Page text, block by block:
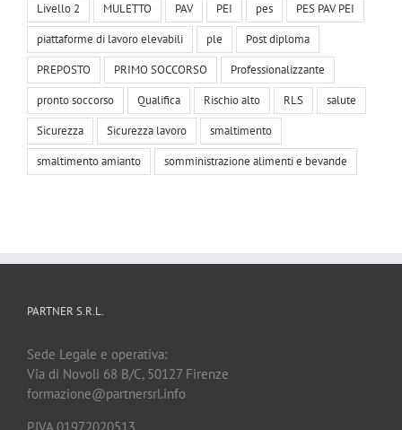
Livello 2
MULETTO PAV PEI pes
PES PAV PEI
piattaforme di lavoro elevabili
ple
Post diploma
PREPOSTO
PRIMO SOCCORSO
Professionalizzante
pronto soccorso
Qualifica Rischio alto RLS
salute
Sicurezza
Sicurezza lavoro
smaltimento
smaltimento amianto
somministrazione alimenti e bevande
PARTNER S.R.L.
Sede Legale e operativa:
Via di Novoli 68 B/C, 50127 Firenze
formazione@partnersrl.info